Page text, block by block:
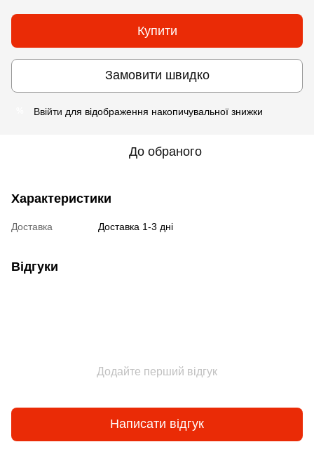
Купити
Замовити швидко
Ввійти для відображення накопичувальної знижки
До обраного
Характеристики
Доставка Доставка 1-3 дні
Відгуки
Додайте перший відгук
Написати відгук